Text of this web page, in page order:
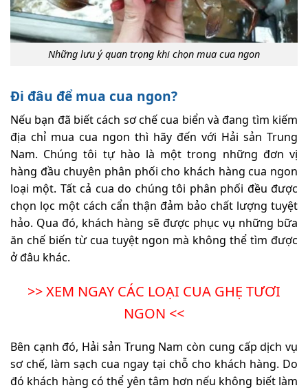
Những lưu ý quan trọng khi chọn mua cua ngon
Đi đâu để mua cua ngon?
Nếu bạn đã biết cách sơ chế cua biển và đang tìm kiếm
địa chỉ mua cua ngon thì hãy đến với Hải sản Trung
Nam. Chúng tôi tự hào là một trong những đơn vị
hàng đầu chuyên phân phối cho khách hàng cua ngon
loại một. Tất cả cua do chúng tôi phân phối đều được
chọn lọc một cách cẩn thận đảm bảo chất lượng tuyệt
hảo. Qua đó, khách hàng sẽ được phục vụ những bữa
ăn chế biến từ cua tuyệt ngon mà không thể tìm được
ở đâu khác.
>> XEM NGAY CÁC LOẠI CUA GHẸ TƯƠI
NGON <<
Bên cạnh đó, Hải sản Trung Nam còn cung cấp dịch vụ
sơ chế, làm sạch cua ngay tại chỗ cho khách hàng. Do
đó khách hàng có thể yên tâm hơn nếu không biết làm